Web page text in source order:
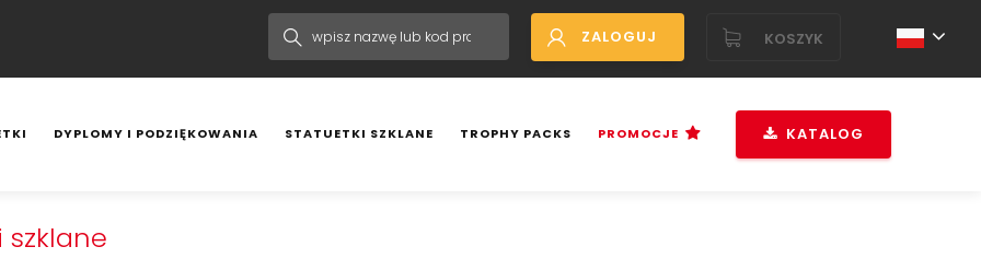
DYPLOMY I PODZIĘKOWANIA STATUETKI SZKLANE TROPHY PACKS PROMOCJE KATALOG
ZALOGUJ KOSZYK
szklane